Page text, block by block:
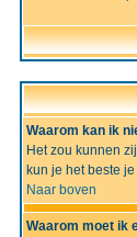
Waarom kan ik
Het zou kunnen
kun je het beste
Naar boven
Waarom moet ik